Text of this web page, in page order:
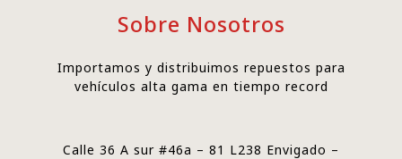
Sobre Nosotros
Importamos y distribuimos repuestos para
vehículos alta gama en tiempo record
Calle 36 A sur #46a – 81 L238 Envigado –